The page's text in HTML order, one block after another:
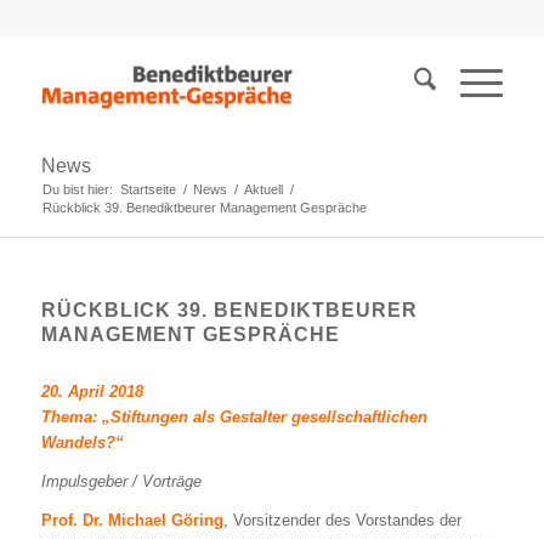
News
Du bist hier: Startseite / News / Aktuell /
Rückblick 39. Benediktbeurer Management Gespräche
RÜCKBLICK 39. BENEDIKTBEURER
MANAGEMENT GESPRÄCHE
20. April 2018
Thema: „Stiftungen als Gestalter gesellschaftlichen
Wandels?“
Impulsgeber / Vorträge
Prof. Dr. Michael Göring, Vorsitzender des Vorstandes der